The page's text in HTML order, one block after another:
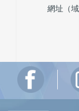
網址（